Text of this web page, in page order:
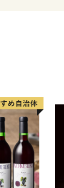
について＞
つきましては、
とめて次の週に
に発送までの
れぞれ商品説明